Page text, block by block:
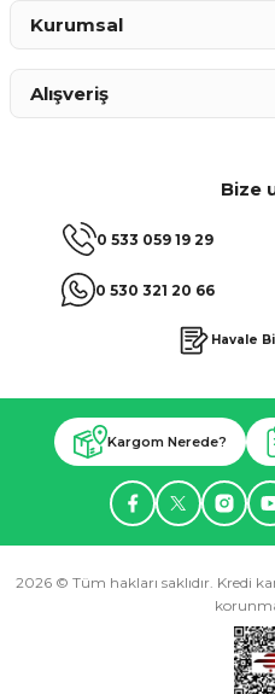
Bize
0 533 059 19 29
0 530 321 20 66
Havale
Kurumsal
Alışveriş
Kargom Nerede?
2026 © Tüm hakları saklıdır. Kredi